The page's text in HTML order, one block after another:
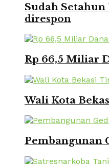
Sudah
direspon
Rp 66,5 Miliar
Wali Kota
Pembangunan